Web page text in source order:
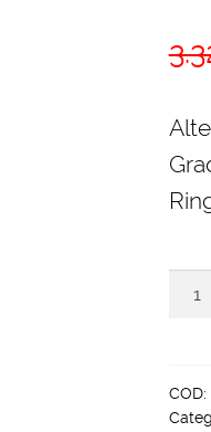
H
4200
COD: